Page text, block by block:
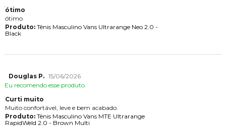
ótimo
ótimo
Produto:Tênis Masculino Vans Ultrarange Neo 2.0 -
Black
Douglas P. 15/06/2026
Eu recomendo esse produto.
Curti muito
Muito confortável, leve e bem acabado.
Produto:Tênis Masculino Vans MTE Ultrarange
RapidWeld 2.0 - Brown Multi